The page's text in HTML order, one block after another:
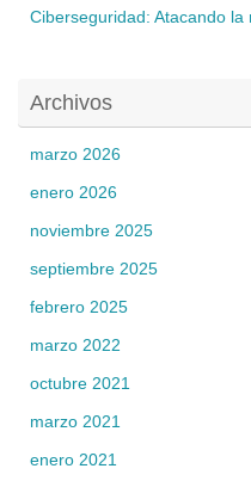
Ciberseguridad: Atacando la
Archivos
marzo 2026
enero 2026
noviembre 2025
septiembre 2025
febrero 2025
marzo 2022
octubre 2021
marzo 2021
enero 2021